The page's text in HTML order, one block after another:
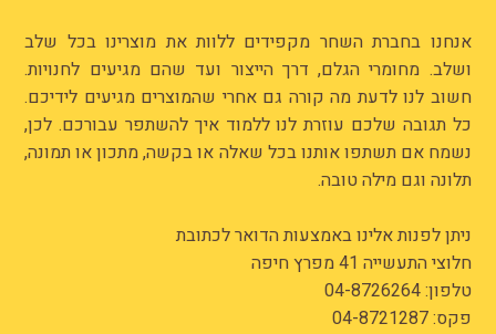
אנחנו בחברת השחר מקפידים ללוות את מוצרינו בכל שלב
ושלב. מחומרי הגלם, דרך הייצור ועד שהם מגיעים לחנויות.
חשוב לנו לדעת מה קורה גם אחרי שהמוצרים מגיעים לידיכם.
כל תגובה שלכם עוזרת לנו ללמוד איך להשתפר עבורכם. לכן,
נשמח אם תשתפו אותנו בכל שאלה או בקשה, מתכון או תמונה,
תלונה וגם מילה טובה.
ניתן לפנות אלינו באמצעות הדואר לכתובת
חלוצי התעשייה 41 מפרץ חיפה
טלפון:04-8726264
פקס: 04-8721287